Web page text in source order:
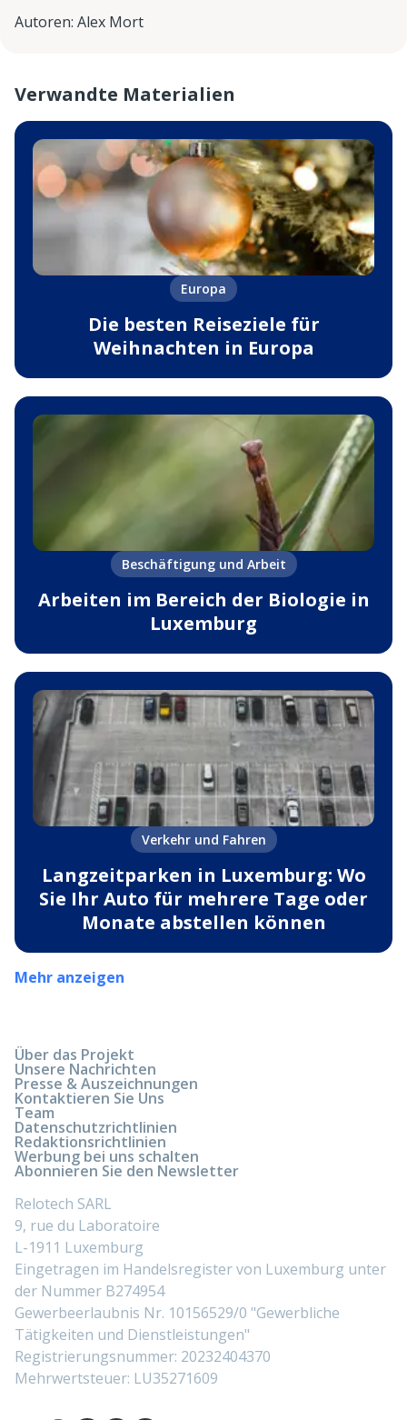
Autoren: Alex Mort
Verwandte Materialien
Europa
Die besten Reiseziele für
Weihnachten in Europa
Beschäftigung und Arbeit
Arbeiten im Bereich der Biologie in
Luxemburg
Verkehr und Fahren
Langzeitparken in Luxemburg: Wo
Sie Ihr Auto für mehrere Tage oder
Monate abstellen können
Mehr anzeigen
Über das Projekt
Unsere Nachrichten
Presse & Auszeichnungen
Kontaktieren Sie Uns
Team
Datenschutzrichtlinien
Redaktionsrichtlinien
Werbung bei uns schalten
Abonnieren Sie den Newsletter
Relotech SARL
9, rue du Laboratoire
L-1911 Luxemburg
Eingetragen im Handelsregister von Luxemburg unter
der Nummer B274954
Gewerbeerlaubnis Nr. 10156529/0 "Gewerbliche
Tätigkeiten und Dienstleistungen"
Registrierungsnummer: 20232404370
Mehrwertsteuer: LU35271609